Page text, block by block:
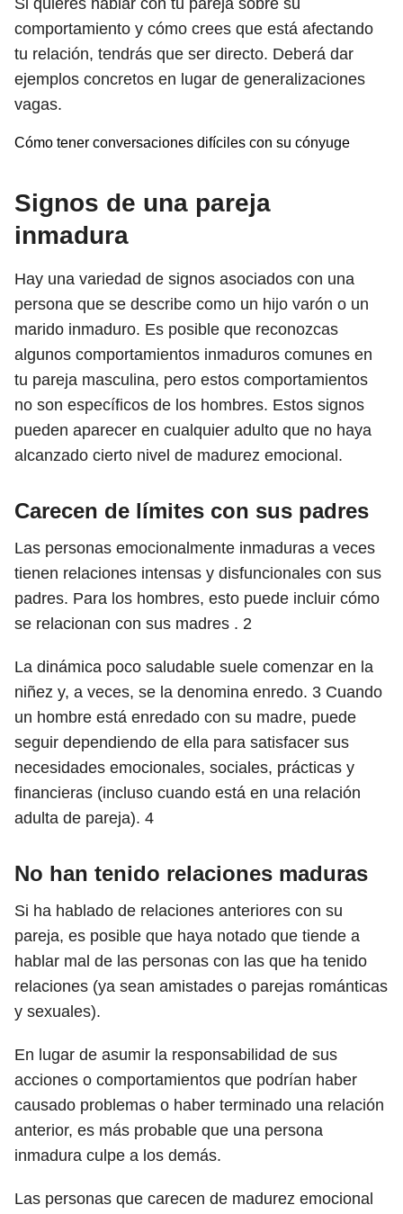
Si quieres hablar con tu pareja sobre su
comportamiento y cómo crees que está afectando
tu relación, tendrás que ser directo. Deberá dar
ejemplos concretos en lugar de generalizaciones
vagas.
Cómo tener conversaciones difíciles con su cónyuge
Signos de una pareja
inmadura
Hay una variedad de signos asociados con una
persona que se describe como un hijo varón o un
marido inmaduro. Es posible que reconozcas
algunos comportamientos inmaduros comunes en
tu pareja masculina, pero estos comportamientos
no son específicos de los hombres. Estos signos
pueden aparecer en cualquier adulto que no haya
alcanzado cierto nivel de madurez emocional.
Carecen de límites con sus padres
Las personas emocionalmente inmaduras a veces
tienen relaciones intensas y disfuncionales con sus
padres. Para los hombres, esto puede incluir cómo
se relacionan con sus madres . 2
La dinámica poco saludable suele comenzar en la
niñez y, a veces, se la denomina enredo. 3 Cuando
un hombre está enredado con su madre, puede
seguir dependiendo de ella para satisfacer sus
necesidades emocionales, sociales, prácticas y
financieras (incluso cuando está en una relación
adulta de pareja). 4
No han tenido relaciones maduras
Si ha hablado de relaciones anteriores con su
pareja, es posible que haya notado que tiende a
hablar mal de las personas con las que ha tenido
relaciones (ya sean amistades o parejas románticas
y sexuales).
En lugar de asumir la responsabilidad de sus
acciones o comportamientos que podrían haber
causado problemas o haber terminado una relación
anterior, es más probable que una persona
inmadura culpe a los demás.
Las personas que carecen de madurez emocional